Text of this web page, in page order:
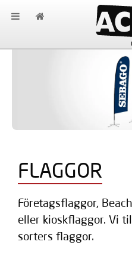
FLAGGOR
Företagsflaggor,
eller kioskflaggor. Vi
sorters flaggor.